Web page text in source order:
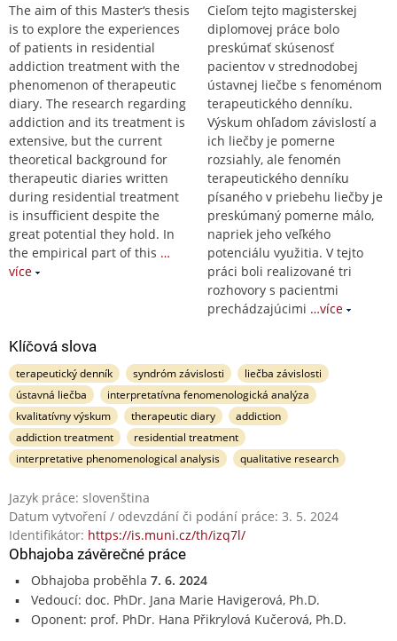
The aim of this Master‘s thesis
is to explore the experiences
of patients in residential
addiction treatment with the
phenomenon of therapeutic
diary. The research regarding
addiction and its treatment is
extensive, but the current
theoretical background for
therapeutic diaries written
during residential treatment
is insufficient despite the
great potential they hold. In
the empirical part of this …
více
Cieľom tejto magisterskej
diplomovej práce bolo
preskúmať skúsenosť
pacientov v strednodobej
ústavnej liečbe s fenoménom
terapeutického denníku.
Výskum ohľadom závislostí a
ich liečby je pomerne
rozsiahly, ale fenomén
terapeutického denníku
písaného v priebehu liečby je
preskúmaný pomerne málo,
napriek jeho veľkého
potenciálu využitia. V tejto
práci boli realizované tri
rozhovory s pacientmi
prechádzajúcimi …více
Klíčová slova
terapeutický denník syndróm závislosti
liečba závislosti
ústavná liečba
interpretatívna fenomenologická analýza
kvalitatívny výskum
therapeutic diary
addiction
addiction treatment
residential treatment
interpretative phenomenological analysis
qualitative research
Jazyk práce: slovenština
Datum vytvoření / odevzdání či podání práce: 3. 5. 2024
Identifikátor: https://is.muni.cz/th/izq7l/
Obhajoba závěrečné práce
Obhajoba proběhla 7. 6. 2024
Vedoucí: doc. PhDr. Jana Marie Havigerová, Ph.D.
Oponent: prof. PhDr. Hana Přikrylová Kučerová, Ph.D.